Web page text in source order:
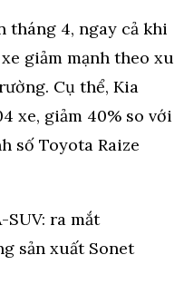
tháng 4, ngay cả khi
giảm mạnh theo xu
Cụ thể, Kia
xe, giảm 40% so với
số Toyota Raize